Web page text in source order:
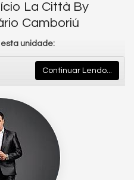
La Città By
Camboriú
unidade:
um empreendimento que
Balneário Camboriú. Um
italiano de renome mundial
construtiva da
moderno, elegante e
Continuar Lendo...